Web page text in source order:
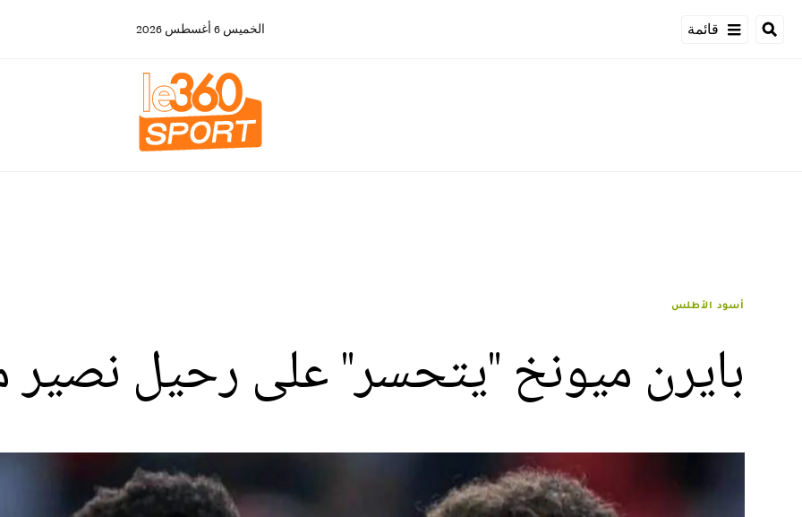
قائمة الخميس 6 أغسطس 2026
أسود الأطلس
بايرن ميونخ "يتحسر" على رحيل نصير